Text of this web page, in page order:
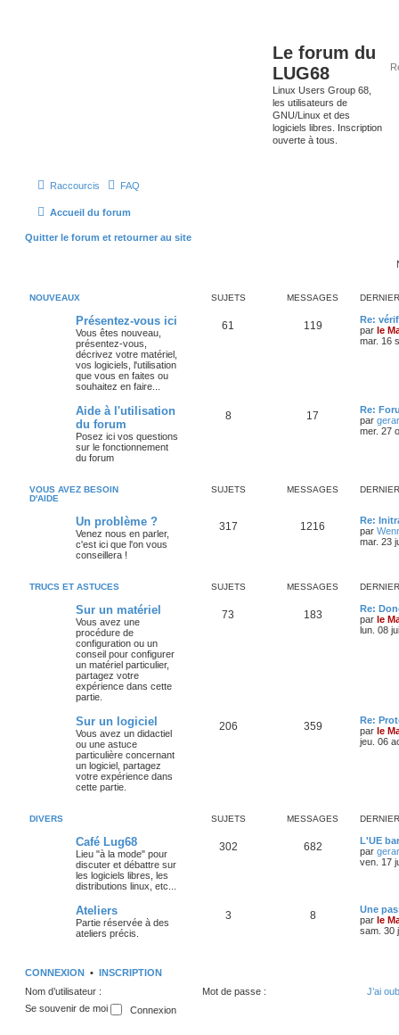
Le forum du
LUG68
Linux Users Group 68,
les utilisateurs de
GNU/Linux et des
logiciels libres. Inscription
ouverte à tous.
Raccourcis FAQ
Accueil du forum
Quitter le forum et retourner au site
NOUVEAUX SUJETS MESSAGES
Présentez-vous ici
Vous êtes nouveau,
présentez-vous,
décrivez votre matériel,
vos logiciels, l'utilisation
que vous en faites ou
souhaitez en faire...
61 119
Re:
par le
mar. 16
Aide à l'utilisation
du forum
Posez ici vos questions
sur le fonctionnement
du forum
8 17
Re:
par
mer. 27
VOUS AVEZ BESOIN
D'AIDE
SUJETS MESSAGES
Un problème ?
Venez nous en parler,
c'est ici que l'on vous
conseillera !
317 1216
Re:
par
mar. 23
TRUCS ET ASTUCES SUJETS MESSAGES
Sur un matériel
Vous avez une
procédure de
configuration ou un
conseil pour configurer
un matériel particulier,
partagez votre
expérience dans cette
partie.
73 183
Re:
par le
lun. 08
Sur un logiciel
Vous avez un didactiel
ou une astuce
particulière concernant
un logiciel, partagez
votre expérience dans
cette partie.
206 359
Re:
par le
jeu. 06
DIVERS SUJETS MESSAGES
Café Lug68
Lieu "à la mode" pour
discuter et débattre sur
les logiciels libres, les
distributions linux, etc...
302 682
L'UE
par
ven. 17
Ateliers
Partie réservée à des
ateliers précis.
3 8
Une
par le
sam. 30
CONNEXION • INSCRIPTION
Nom d’utilisateur :
Mot de passe :
J’ai
Se souvenir de moi